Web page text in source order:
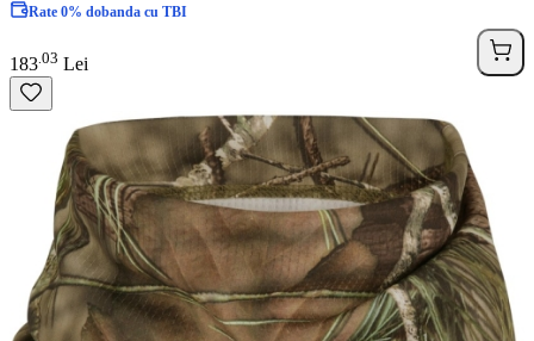
Rate 0% dobanda cu TBI
183 03 Lei